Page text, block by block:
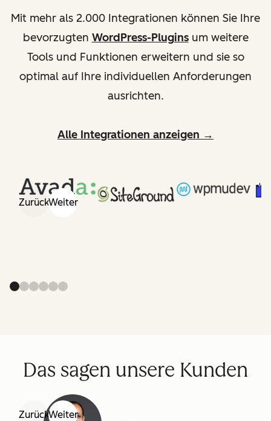
Mit mehr als 2.000 Integrationen können Sie Ihre
bevorzugten WordPress-Pluginsum weitere
Tools und Funktionen erweitern und sie so
optimal auf Ihre individuellen Anforderungen
ausrichten.
Alle Integrationen anzeigen →
ZurückWeiter
Das sagen unsere Kunden
ZurückWeiter